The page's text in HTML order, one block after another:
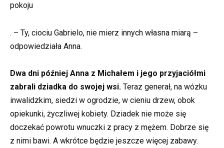
pokoju
. – Ty, ciociu Gabrielo, nie mierz innych własna miarą –
odpowiedziała Anna.
Dwa dni później Anna z Michałem i jego przyjaciółmi
zabrali dziadka do swojej wsi. Teraz generał, na wózku
inwalidzkim, siedzi w ogrodzie, w cieniu drzew, obok
opiekunki, życzliwej kobiety. Dziadek nie może się
doczekać powrotu wnuczki z pracy z mężem. Dobrze się
z nimi bawi. A wkrótce będzie jeszcze więcej zabawy.